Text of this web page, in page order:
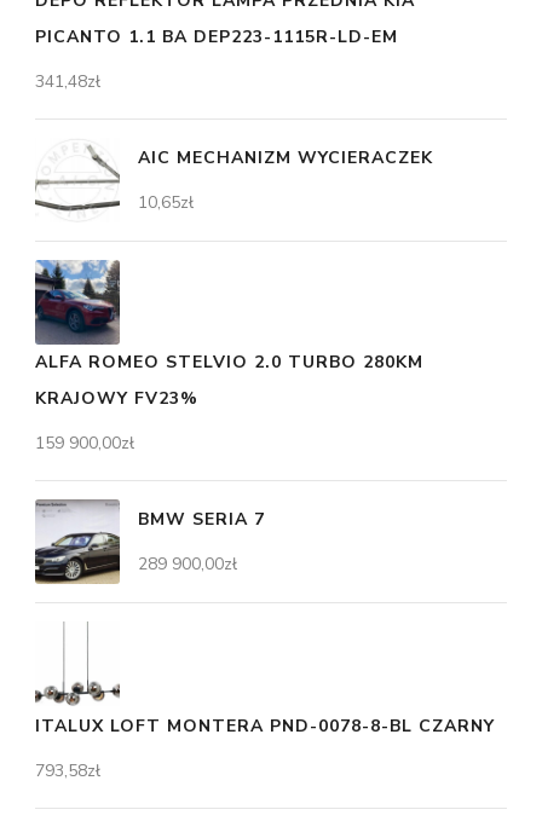
PICANTO 1.1 BA DEP223-1115R-LD-EM
341,48zł
AIC MECHANIZM WYCIERACZEK
10,65zł
ALFA ROMEO STELVIO 2.0 TURBO 280KM
KRAJOWY FV23%
159 900,00zł
BMW SERIA 7
289 900,00zł
ITALUX LOFT MONTERA PND-0078-8-BL CZARNY
793,58zł